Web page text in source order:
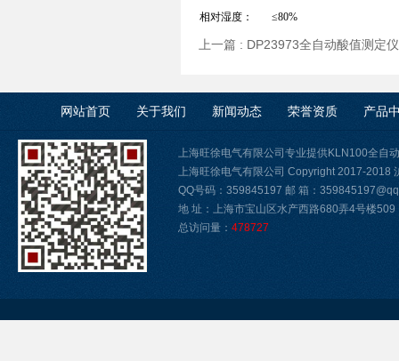
相对湿度： ≤80%
上一篇 : DP23973全自动酸值测定
网站首页 关于我们 新闻动态 荣誉资质 产品
上海旺徐电气有限公司专业提供KLN100全自
上海旺徐电气有限公司 Copyright 2017-2018
QQ号码：359845197 邮 箱：
地 址：上海市宝山区水产西路680弄4号楼509
总访问量： 478727